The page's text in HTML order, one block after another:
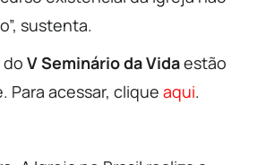
sustenta.
V Seminário da Vidaestão
Para acessar, clique aqui.